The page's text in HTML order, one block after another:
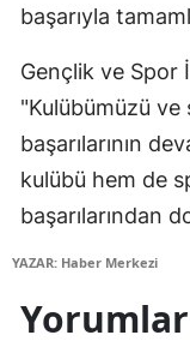
başarıyla
Gençlik ve Spor
"Kulübümüzü ve
başarılarının
kulübü hem de
başarılarından
YAZAR: Haber Merkezi
Yorumlar